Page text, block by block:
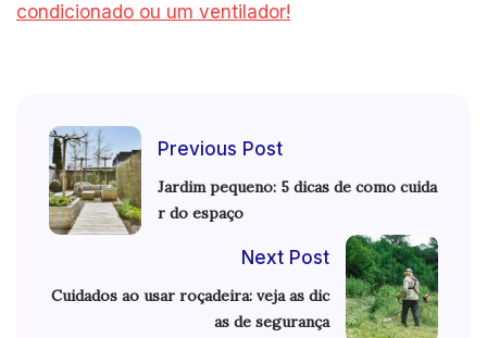
condicionado ou um ventilador!
Previous Post
Jardim pequeno: 5 dicas de como cuida
r do espaço
Next Post
Cuidados ao usar roçadeira: veja as dic
as de segurança